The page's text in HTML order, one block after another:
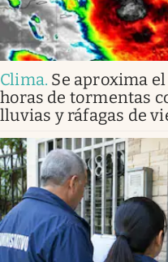
Clima. Se aproxima
horas de tormentas
lluvias y ráfagas de